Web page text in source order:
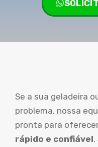
Se a sua geladeira
problema, nossa
pronta para
rápido e confiável